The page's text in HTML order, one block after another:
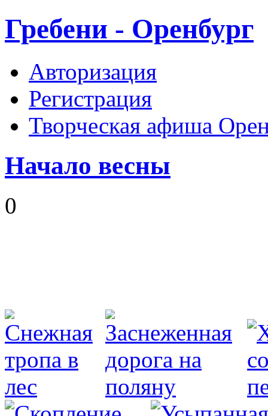
Гребени - Оренбург
Авторизация
Регистрация
Творческая афиша
Начало весны
0